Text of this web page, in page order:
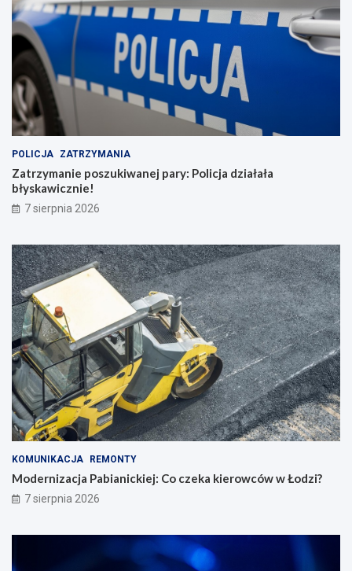
POLICJA ZATRZYMANIA
Zatrzymanie poszukiwanej pary: Policja działała
błyskawicznie!
7 sierpnia 2026
KOMUNIKACJA REMONTY
Modernizacja Pabianickiej: Co czeka kierowców w Łodzi?
7 sierpnia 2026